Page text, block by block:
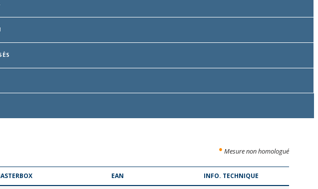
● Mesure non homologué
EAN INFO. TECHNIQUE